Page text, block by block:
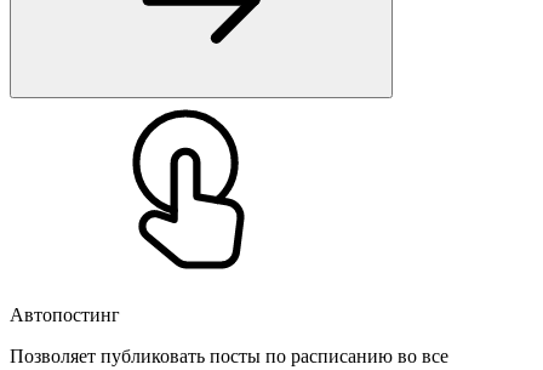
Автопостинг
Позволяет публиковать посты по расписанию во все